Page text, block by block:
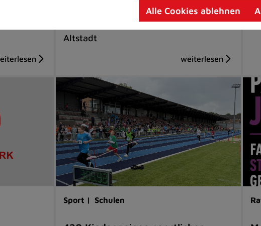
bis
Sitzgelegenheiten stehen jetzt wieder
an schönen Orten in der Ratinger
Altstadt
Sport | Schulen
Alle Cookies ablehnen